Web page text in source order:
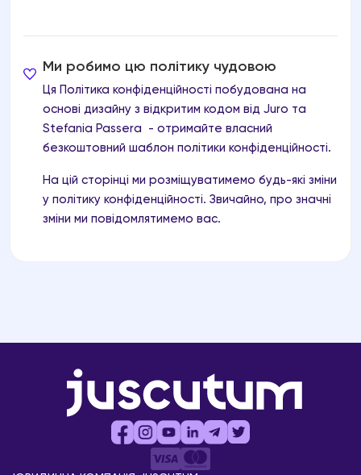
Ми робимо цю політику чудовою
Ця Політика конфіденційності побудована на
основі дизайну з відкритим кодом від Juro та
Stefania Passera - отримайте власний
безкоштовний шаблон політики конфіденційності.
На цій сторінці ми розміщуватимемо будь-які зміни
у політику конфіденційності. Звичайно, про значні
зміни ми повідомлятимемо вас.